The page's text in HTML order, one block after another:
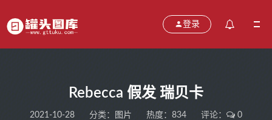
登录
Rebecca 假发 瑞贝卡
2021-10-28 分类： 图片 热度：834 评论：
0